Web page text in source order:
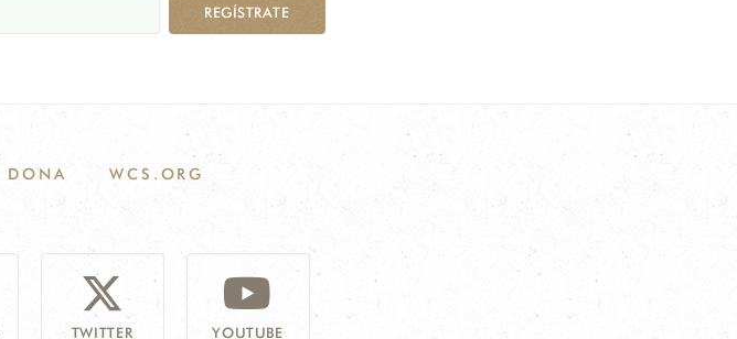
REGÍSTRATE
DONA WCS.ORG
TWITTER YOUTUBE